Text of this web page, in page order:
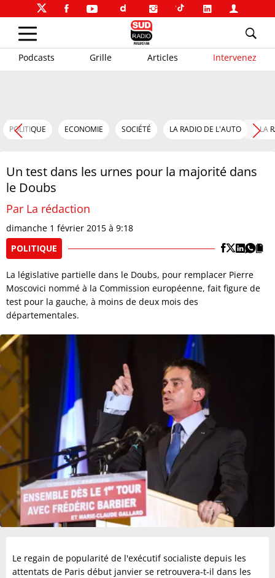
Podcasts Grille Articles Intervenez
POLITIQUE ECONOMIE SOCIÉTÉ LA RADIO DE L'AUTO LA
Un test dans les urnes pour la majorité dans
le Doubs
Par La rédaction
dimanche 1 février 2015 à 9:18
POLITIQUE
La législative partielle dans le Doubs, pour remplacer Pierre
Moscovici nommé à la Commission européenne, fait figure de
test pour la gauche, à moins de deux mois des
départementales.
Le regain de popularité de l'exécutif socialiste depuis les
attentats de Paris début janvier se retrouvera-t-il dans les